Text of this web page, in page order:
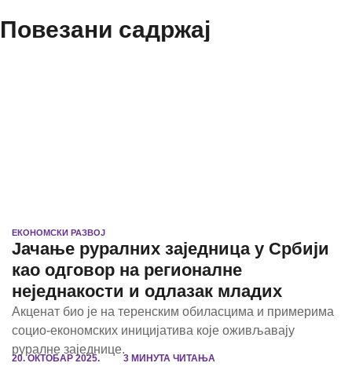
Повезани садржај
ЕКОНОМСКИ РАЗВОЈ
Јачање руралних заједница у Србији
као одговор на регионалне
неједнакости и одлазак младих
Aкценат био је на теренским обиласцима и примерима
социо-економских иницијатива које оживљавају
руралне заједнице.
20. ОКТОБАР 2025. 3 МИНУТА ЧИТАЊА